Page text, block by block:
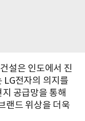
설은 인도에서 진
LG전자의 의지를
공급망을 통해
랜드 위상을 더욱